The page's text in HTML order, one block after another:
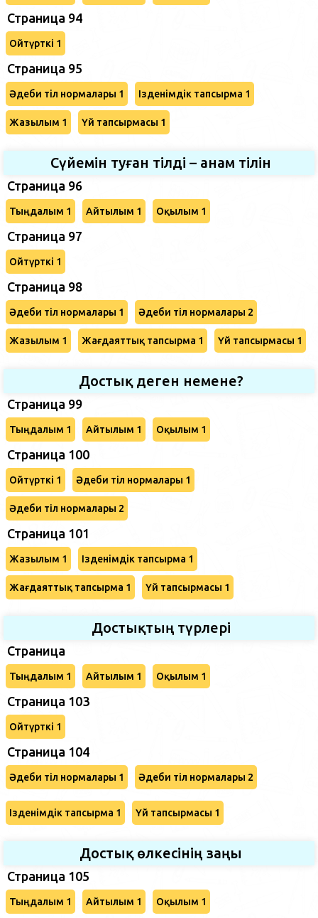
Страница 94
Ойтүрткі 1
Страница 95
Әдеби тіл нормалары 1 Ізденімдік тапсырма 1
Жазылым 1 Үй тапсырмасы 1
Сүйемін туған тілді – анам тілін
Страница 96
Тыңдалым 1 Айтылым 1 Оқылым 1
Страница 97
Ойтүрткі 1
Страница 98
Әдеби тіл нормалары 1 Әдеби тіл нормалары 2
Жазылым 1 Жағдаяттық тапсырма 1 Үй тапсырмасы 1
Достық деген немене?
Страница 99
Тыңдалым 1 Айтылым 1 Оқылым 1
Страница 100
Ойтүрткі 1 Әдеби тіл нормалары 1
Әдеби тіл нормалары 2
Страница 101
Жазылым 1 Ізденімдік тапсырма 1
Жағдаяттық тапсырма 1 Үй тапсырмасы 1
Достықтың түрлері
Страница
Тыңдалым 1 Айтылым 1 Оқылым 1
Страница 103
Ойтүрткі 1
Страница 104
Әдеби тіл нормалары 1 Әдеби тіл нормалары 2
Ізденімдік тапсырма 1 Үй тапсырмасы 1
Достық өлкесінің заңы
Страница 105
Тыңдалым 1 Айтылым 1 Оқылым 1